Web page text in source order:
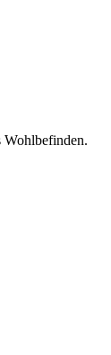
Wohlbefinden.